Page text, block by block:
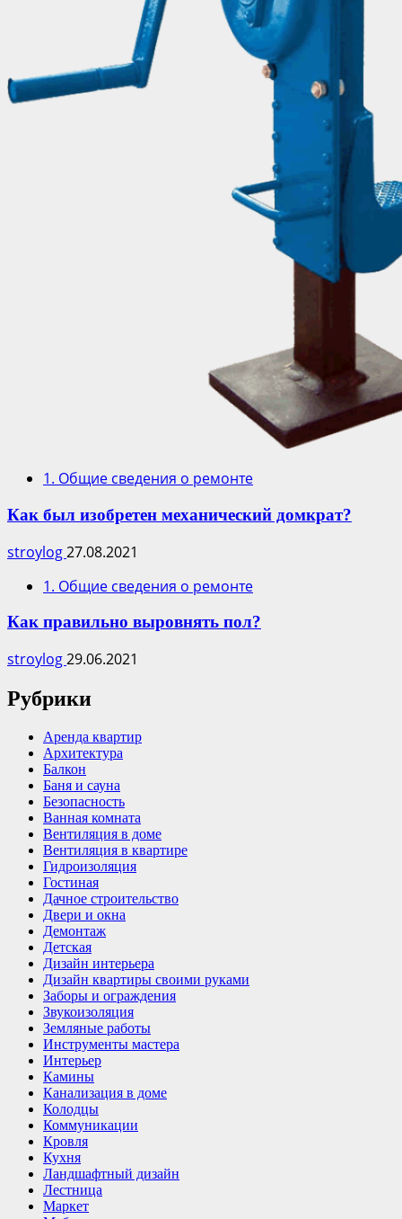
1. Общие сведения о ремонте
Как был изобретен механический домкрат?
stroylog27.08.2021
1. Общие сведения о ремонте
Как правильно выровнять пол?
stroylog29.06.2021
Рубрики
Аренда квартир
Архитектура
Балкон
Баня и сауна
Безопасность
Ванная комната
Вентиляция в доме
Вентиляция в квартире
Гидроизоляция
Гостиная
Дачное строительство
Двери и окна
Демонтаж
Детская
Дизайн интерьера
Дизайн квартиры своими руками
Заборы и ограждения
Звукоизоляция
Земляные работы
Инструменты мастера
Интерьер
Камины
Канализация в доме
Колодцы
Коммуникации
Кровля
Кухня
Ландшафтный дизайн
Лестница
Маркет